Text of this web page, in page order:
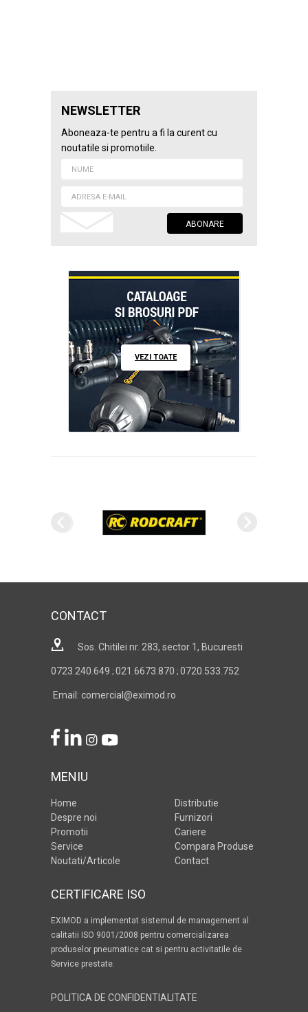
NEWSLETTER
Aboneaza-te pentru a fi la curent cu
noutatile si promotiile.
VEZI TOATE
CONTACT
Sos. Chitilei nr. 283, sector 1, Bucuresti
0723.240.649 ; 021.6673.870 ; 0720.533.752
Email: comercial@eximod.ro
MENIU
Home
Despre noi
Promotii
Service
Noutati/Articole
Distributie
Furnizori
Cariere
Compara Produse
Contact
CERTIFICARE ISO
EXIMOD a implementat sistemul de management al
calitatii ISO 9001/2008 pentru comercializarea
produselor pneumatice cat si pentru activitatile de
Service prestate.
POLITICA DE CONFIDENTIALITATE